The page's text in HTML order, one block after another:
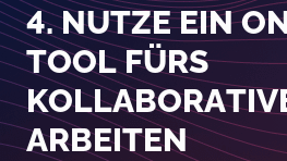
4. NUTZE EIN
TOOL FÜRS
ARBEITEN